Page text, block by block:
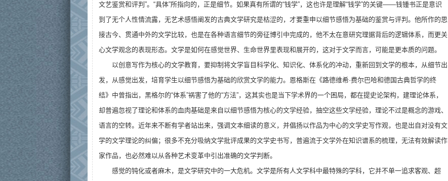
文艺鉴赏和评判”。“具体”所指向的，正是细节。如果真有所谓的“钱学”，这也许是理解“钱学”的关键——钱锺书正是意识
到了无个人性情流露，无艺术感悟阐发的古典文学研究是枯涩的，才要重申以细节感悟为基础的鉴赏与评判。他所作的思
接古今、贯通中外的文学比较，也是在各种语言细节的旁征博引中完成的，他不太在意研究理据背后的逻辑体系，而更关
心文学观念的表现形态。文学是如何在感觉世界、生命世界里表现和展开的，这对于文学而言，可能是更本质的问题。
以创意写作为核心的文学教育，要抑制将文学盲目科学化、知识化、体系化的冲动，重新回到文学的根本，从细节出
发，从感觉出发，培育学生以细节感悟为基础的欣赏文学的能力。恩格斯在《路德维希·费尔巴哈和德国古典哲学的终
结》中曾指出，黑格尔的“体系”祸害了他的“方法”，这其实也是当下学术界的一个困局，都在提史论架构，建理论体系，
却普遍忽视了理论和体系的血肉基础是来自以细节感悟为核心的文学经验，抽空这些文学经验，理论不过是概念的游戏、
语言的空转。近年来不断有学者站出来，强调文本细读的意义，并倡扬以作品为中心的文学史写作观，也是出自对没有文
学的文学理论的纠偏；很多不充分吸纳文学批评成果的文学史书写，普遍流于文学外在知识谱系的梳理，无法有效解读作
家作品，也必然难以从各种艺术变革中引出准确的文学判断。
感觉的钝化或者麻木，是文学研究中的一大危机。文学是所有人文学科中最特殊的学科，它并不单一追求客观、超